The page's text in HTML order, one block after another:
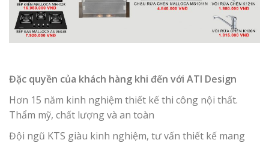
Đặc quyền của khách hàng khi đến với ATI Design
Hơn 15 năm kinh nghiệm thiết kế thi công nội thất.
Thẩm mỹ, chất lượng và an toàn
Đội ngũ KTS giàu kinh nghiệm, tư vấn thiết kế mang